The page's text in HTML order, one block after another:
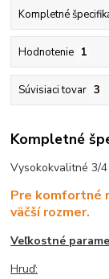
Kompletné
Hodnotenie 1
Súvisiaci tovar 3
Kompletné
Vysokokvalitné 3/
Pre komfortné
väčší rozmer.
Veľkostné
Hruď: